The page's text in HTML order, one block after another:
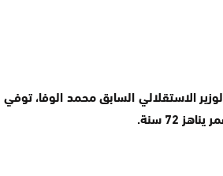
الاستقلالي السابق محمد الوفا، توفي